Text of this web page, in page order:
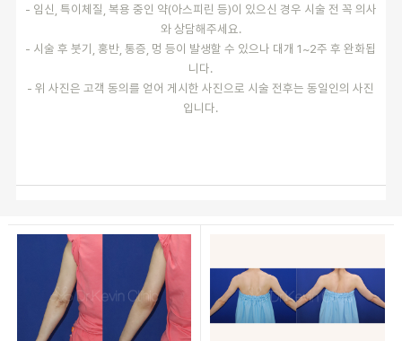
- 임신, 특이체질, 복용 중인 약(아스피린 등)이 있으신 경우 시술 전 꼭 의사
와 상담해주세요.
- 시술 후 붓기, 홍반, 통증, 멍 등이 발생할 수 있으나 대개 1~2주 후 완화됩
니다.
- 위 사진은 고객 동의를 얻어 게시한 사진으로 시술 전후는 동일인의 사진
입니다.